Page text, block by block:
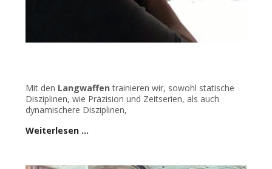
Mit den Langwaffen trainieren wir, sowohl statische
Disziplinen, wie Präzision und Zeitserien, als auch
dynamischere Disziplinen,
Weiterlesen …